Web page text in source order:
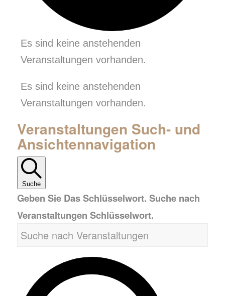
Es sind keine anstehenden
Veranstaltungen vorhanden.
Es sind keine anstehenden
Veranstaltungen vorhanden.
Veranstaltungen Such- und
Ansichtennavigation
Suche
Geben Sie Das Schlüsselwort. Suche nach
Veranstaltungen Schlüsselwort.